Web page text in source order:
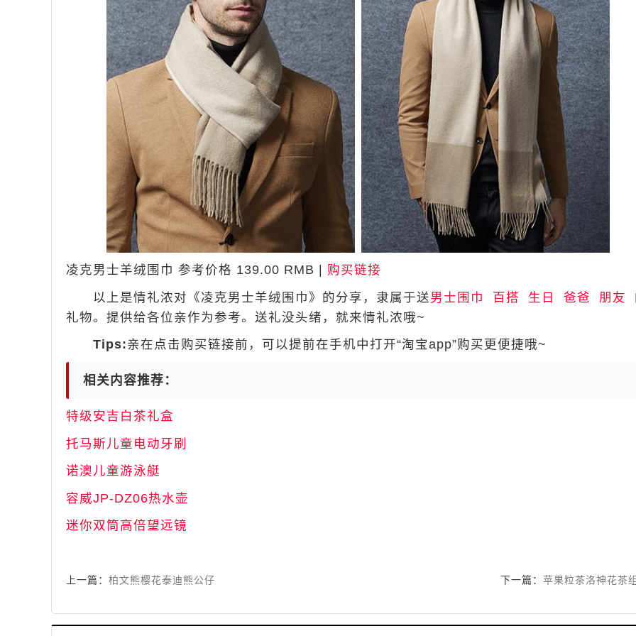
凌克男士羊绒围巾 参考价格 139.00 RMB | 购买链接
以上是情礼浓对《凌克男士羊绒围巾》的分享，隶属于送男士围巾 百搭 生日 爸爸 朋友
礼物。提供给各位亲作为参考。送礼没头绪，就来情礼浓哦~
Tips:亲在点击购买链接前，可以提前在手机中打开“淘宝app”购买更便捷哦~
相关内容推荐：
特级安吉白茶礼盒
托马斯儿童电动牙刷
诺澳儿童游泳艇
容威JP-DZ06热水壶
迷你双筒高倍望远镜
上一篇： 柏文熊樱花泰迪熊公仔 下一篇： 苹果粒茶洛神花茶